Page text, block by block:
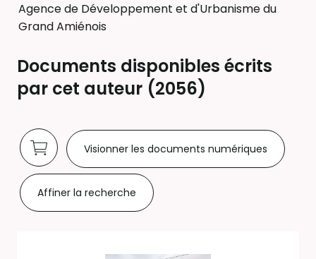
Agence de Développement et d'Urbanisme du
Grand Amiénois
Documents disponibles écrits
par cet auteur (2056)
Visionner les documents numériques
Affiner la recherche